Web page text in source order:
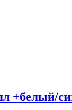
+белый/